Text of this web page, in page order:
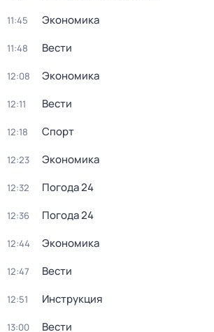
11:45 Экономика
11:48 Вести
12:08 Экономика
12:11 Вести
12:18 Спорт
12:23 Экономика
12:32 Погода 24
12:36 Погода 24
12:44 Экономика
12:47 Вести
12:51 Инструкция
13:00 Вести